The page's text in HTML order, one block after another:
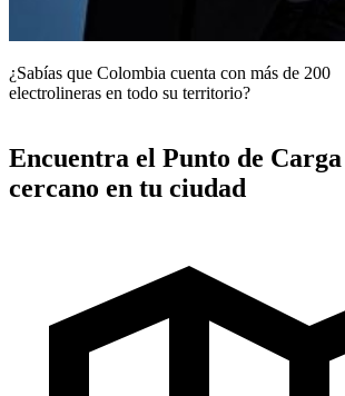
¿Sabías que Colombia cuenta con más de 200
electrolineras en todo su territorio?
Encuentra el Punto de Carga
cercano en tu ciudad